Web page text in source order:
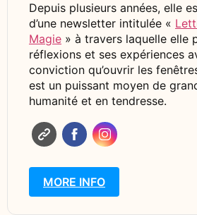
Depuis plusieurs années, elle
d’une newsletter intitulée «
Magie » à travers laquelle elle
réflexions et ses expériences
conviction qu’ouvrir les
est un puissant moyen de
humanité et en tendresse.
MORE INFO